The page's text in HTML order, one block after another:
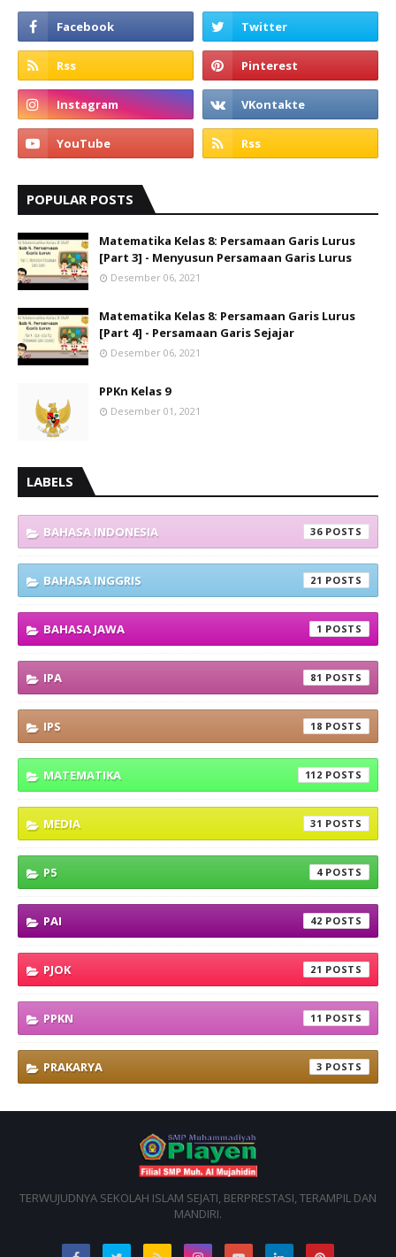
POPULAR POSTS
Matematika Kelas 8: Persamaan Garis Lurus
[Part 3] - Menyusun Persamaan Garis Lurus
Desember 06, 2021
Matematika Kelas 8: Persamaan Garis Lurus
[Part 4] - Persamaan Garis Sejajar
Desember 06, 2021
PPKn Kelas 9
Desember 01, 2021
LABELS
BAHASA INDONESIA 36
BAHASA INGGRIS 21
BAHASA JAWA 1
IPA 81
IPS 18
MATEMATIKA 112
MEDIA 31
P5 4
PAI 42
PJOK 21
PPKN 11
PRAKARYA 3
TERWUJUDNYA SEKOLAH ISLAM SEJATI, BERPRESTASI, TERAMPIL DAN
MANDIRI.